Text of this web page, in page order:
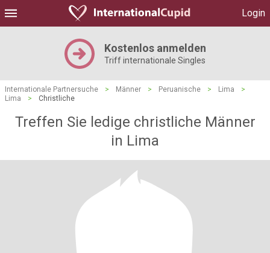
Login
Kostenlos anmelden
Triff internationale Singles
Internationale Partnersuche > Männer > Peruanische > Lima
>
Lima
> Christliche
Treffen Sie ledige christliche Männer
in Lima